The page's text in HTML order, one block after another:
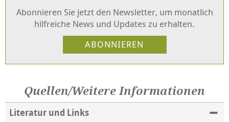
Abonnieren Sie jetzt den Newsletter, um monatlich
hilfreiche News und Updates zu erhalten.
Quellen/Weitere Informationen
Literatur und Links